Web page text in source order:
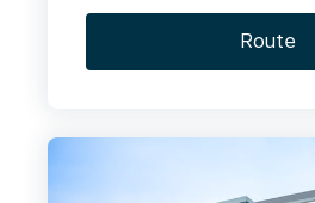
Route